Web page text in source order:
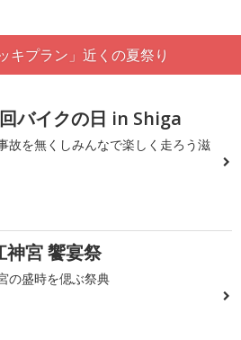
キプラン」近くの夏祭り
バイクの日 in Shiga
故を無くしみんなで楽しく走ろう滋
神宮 饗宴祭
の盛時を偲ぶ祭典